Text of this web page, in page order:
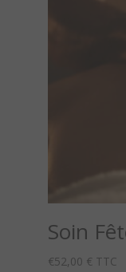
Soin
€52,00 € TTC